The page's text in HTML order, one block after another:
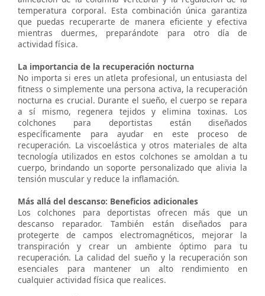
temperatura corporal. Esta combinación única garantiza
que puedas recuperarte de manera eficiente y efectiva
mientras duermes, preparándote para otro día de
actividad física.
La importancia de la recuperación nocturna
No importa si eres un atleta profesional, un entusiasta del
fitness o simplemente una persona activa, la recuperación
nocturna es crucial. Durante el sueño, el cuerpo se repara
a sí mismo, regenera tejidos y elimina toxinas. Los
colchones para deportistas están diseñados
específicamente para ayudar en este proceso de
recuperación. La viscoelástica y otros materiales de alta
tecnología utilizados en estos colchones se amoldan a tu
cuerpo, brindando un soporte personalizado que alivia la
tensión muscular y reduce la inflamación.
Más allá del descanso: Beneficios adicionales
Los colchones para deportistas ofrecen más que un
descanso reparador. También están diseñados para
protegerte de campos electromagnéticos, mejorar la
transpiración y crear un ambiente óptimo para tu
recuperación. La calidad del sueño y la recuperación son
esenciales para mantener un alto rendimiento en
cualquier actividad física que realices.